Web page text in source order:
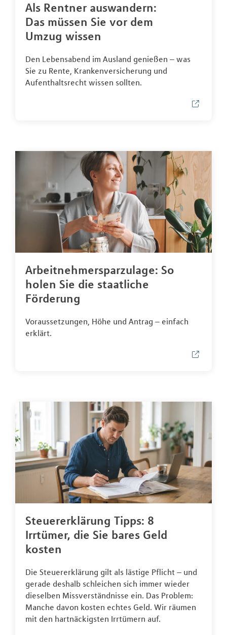
Als Rentner auswandern:
Das müssen Sie vor dem
Umzug wissen
Den Lebensabend im Ausland genießen – was
Sie zu Rente, Krankenversicherung und
Aufenthaltsrecht wissen sollten.
Arbeitnehmersparzulage: So
holen Sie die staatliche
Förderung
Voraussetzungen, Höhe und Antrag – einfach
erklärt.
Steuererklärung Tipps: 8
Irrtümer, die Sie bares Geld
kosten
Die Steuererklärung gilt als lästige Pflicht – und
gerade deshalb schleichen sich immer wieder
dieselben Missverständnisse ein. Das Problem:
Manche davon kosten echtes Geld. Wir räumen
mit den hartnäckigsten Irrtümern auf.